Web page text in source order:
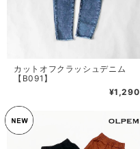
カットオフクラッシュデニム
【B091】
¥1,290